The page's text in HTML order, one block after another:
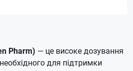
Pharm) — це високе дозування
для підтримки